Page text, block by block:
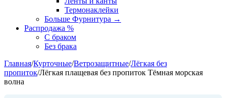
Термонаклейки
Больше Фурнитура →
Распродажа %
С браком
Без брака
Главная/Курточные/Ветрозащитные/Лёгкая без
пропиток/Лёгкая плащевая без пропиток Тёмная морская
волна